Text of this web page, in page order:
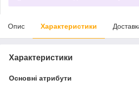
Опис Характеристики
Характеристики
Основні атрибути